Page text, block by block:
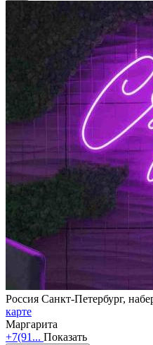
Россия Санкт-Петербург,
карте
Маргарита
+7(91... Показать